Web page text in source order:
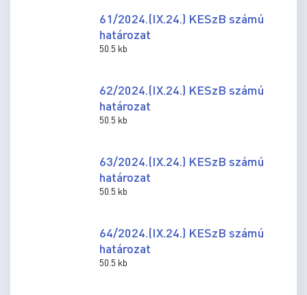
61/2024.(IX.24.) KESzB számú
határozat
50.5 kb
62/2024.(IX.24.) KESzB számú
határozat
50.5 kb
63/2024.(IX.24.) KESzB számú
határozat
50.5 kb
64/2024.(IX.24.) KESzB számú
határozat
50.5 kb